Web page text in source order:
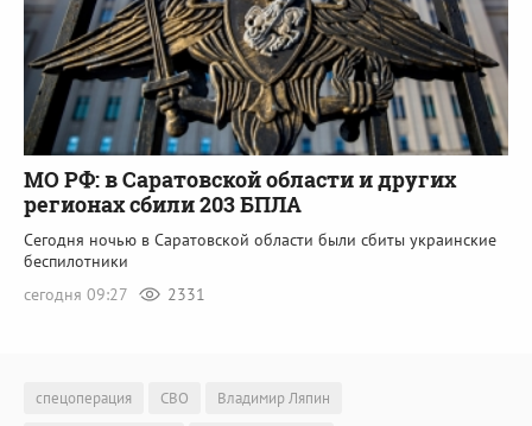
МО РФ: в Саратовской области и других
регионах сбили 203 БПЛА
Сегодня ночью в Саратовской области были сбиты украинские
беспилотники
сегодня 09:27
2331
спецоперация СВО
Владимир Ляпин